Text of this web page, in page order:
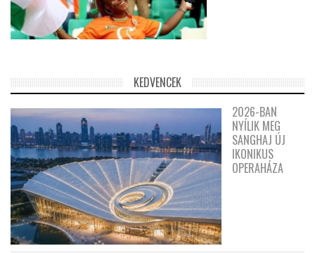
KEDVENCEK
2026-BAN
NYÍLIK MEG
SANGHAJ ÚJ
IKONIKUS
OPERAHÁZA